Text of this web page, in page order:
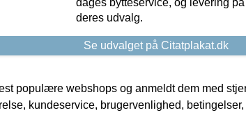
deres udvalg.
Se udvalget på Citatplakat.dk
populære webshops og anmeldt dem med
kundeservice, brugervenlighed,